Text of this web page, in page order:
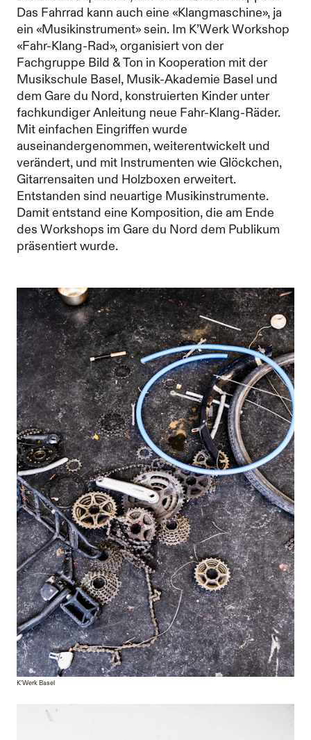
Das Fahrrad kann auch eine «Klangmaschine», ja
ein «Musikinstrument» sein. Im K’Werk Workshop
«Fahr-Klang-Rad», organisiert von der
Fachgruppe Bild & Ton in Kooperation mit der
Musikschule Basel, Musik-Akademie Basel und
dem Gare du Nord, konstruierten Kinder unter
fachkundiger Anleitung neue Fahr-Klang-Räder.
Mit einfachen Eingriffen wurde
auseinandergenommen, weiterentwickelt und
verändert, und mit Instrumenten wie Glöckchen,
Gitarrensaiten und Holzboxen erweitert.
Entstanden sind neuartige Musikinstrumente.
Damit entstand eine Komposition, die am Ende
des Workshops im Gare du Nord dem Publikum
präsentiert wurde.
K'Werk Basel